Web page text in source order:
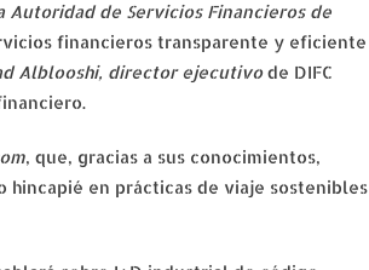
de Servicios Financieros de
financieros transparente y eficiente
Alblooshi, director ejecutivode DIFC
, que, gracias a sus conocimientos,
en prácticas de viaje sostenibles